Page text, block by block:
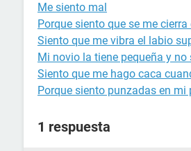
Me siento mal
Porque siento que se me cierra
Siento que me vibra el labio
Mi novio la tiene pequeña y
Siento que me hago caca
Porque siento punzadas en mi
1 respuesta